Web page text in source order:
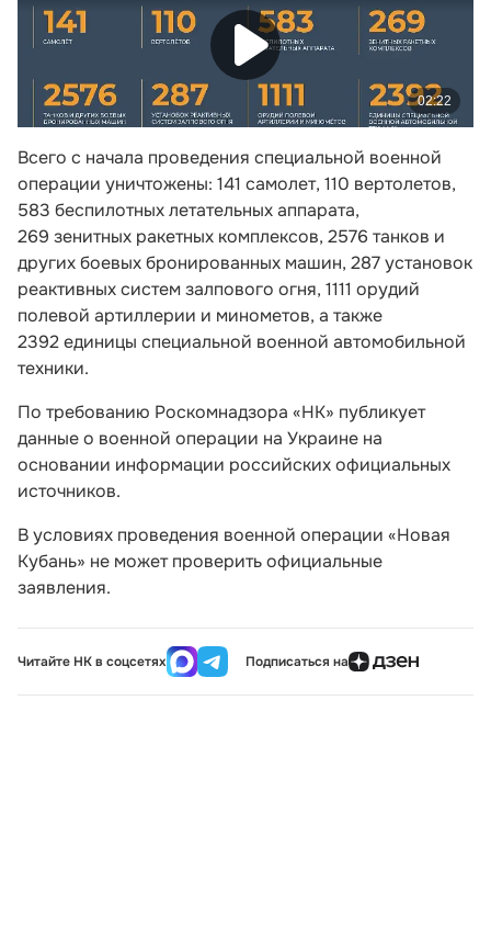
Всего с начала проведения специальной военной
операции уничтожены: 141 самолет, 110 вертолетов,
583 беспилотных летательных аппарата,
269 зенитных ракетных комплексов, 2576 танков и
других боевых бронированных машин, 287 установок
реактивных систем залпового огня, 1111 орудий
полевой артиллерии и минометов, а также
2392 единицы специальной военной автомобильной
техники.
По требованию Роскомнадзора «НК» публикует
данные о военной операции на Украине на
основании информации российских официальных
источников.
В условиях проведения военной операции «Новая
Кубань» не может проверить официальные
заявления.
Читайте НК в соцсетях Подписаться на